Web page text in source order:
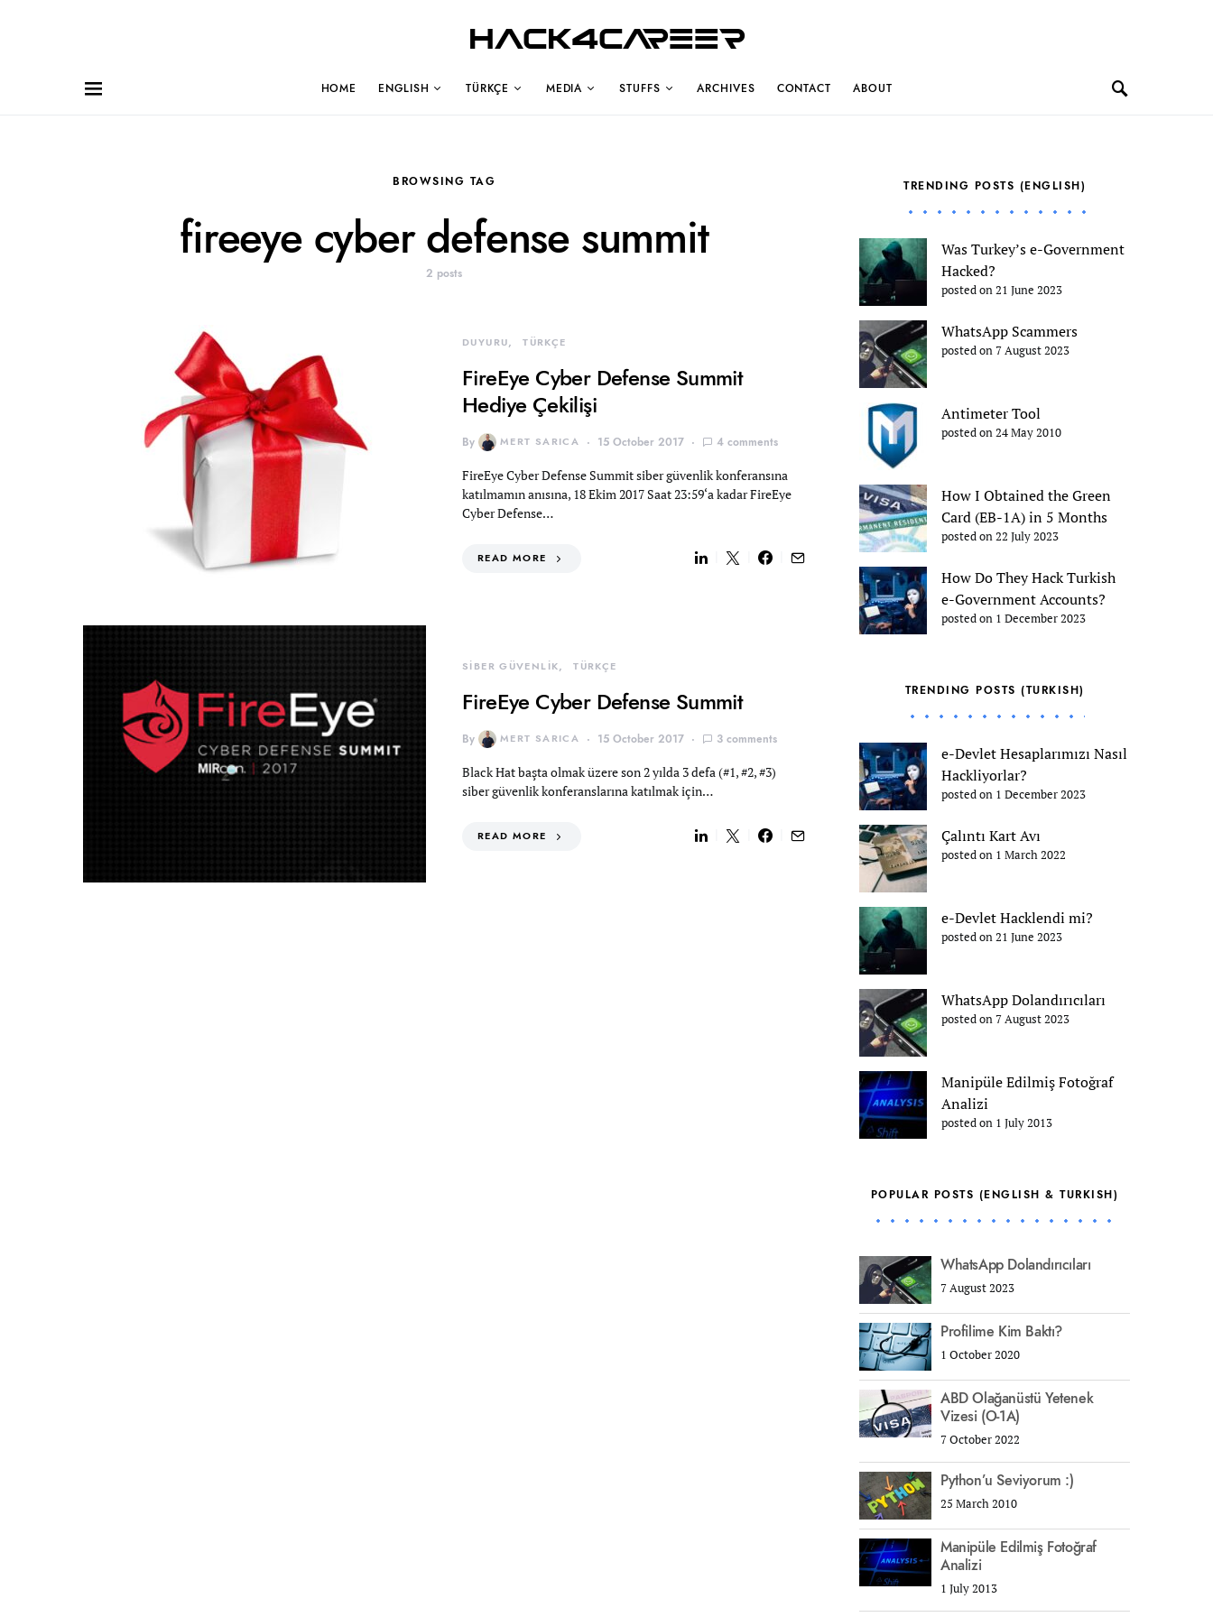
Hack4Career
HOME ENGLISH TÜRKÇE MEDIA STUFFS ARCHIVES CONTACT ABOUT
BROWSING TAG
fireeye cyber defense summit
2 posts
DUYURU TÜRKÇE
FireEye Cyber Defense Summit
Hediye Çekilişi
By MERT SARICA 15 October 2017 4 comments
FireEye Cyber Defense Summit siber güvenlik konferansına
katılmamın anısına, 18 Ekim 2017 Saat 23:59‘a kadar FireEye
Cyber Defense…
READ MORE
SİBER GÜVENLİK TÜRKÇE
FireEye Cyber Defense Summit
By MERT SARICA 15 October 2017 3 comments
Black Hat başta olmak üzere son 2 yılda 3 defa (#1, #2, #3)
siber güvenlik konferanslarına katılmak için…
READ MORE
TRENDING POSTS (ENGLISH)
Was Turkey’s e-Government
Hacked?
posted on 21 June 2023
WhatsApp Scammers
posted on 7 August 2023
Antimeter Tool
posted on 24 May 2010
How I Obtained the Green
Card (EB-1A) in 5 Months
posted on 22 July 2023
How Do They Hack Turkish
e-Government Accounts?
posted on 1 December 2023
TRENDING POSTS (TURKISH)
e-Devlet Hesaplarımızı Nasıl
Hackliyorlar?
posted on 1 December 2023
Çalıntı Kart Avı
posted on 1 March 2022
e-Devlet Hacklendi mi?
posted on 21 June 2023
WhatsApp Dolandırıcıları
posted on 7 August 2023
Manipüle Edilmiş Fotoğraf
Analizi
posted on 1 July 2013
POPULAR POSTS (ENGLISH & TURKISH)
WhatsApp Dolandırıcıları
7 August 2023
Profilime Kim Baktı?
1 October 2020
ABD Olağanüstü Yetenek
Vizesi (O-1A)
7 October 2022
Python’u Seviyorum :)
25 March 2010
Manipüle Edilmiş Fotoğraf
Analizi
1 July 2013